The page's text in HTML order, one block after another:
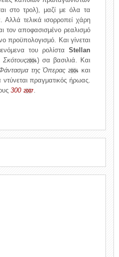
στο τρολ), μαζί με όλα τα
Αλλά τελικά ισορροπεί χάρη
τον αποφασισμένο ρεαλισμό
προϋπολογισμό. Και γίνεται
του ρολίστα Stellan
2004) σα βασιλιά. Και
της Όπερας 2004
και
πραγματικός ήρωας.
300 2007.